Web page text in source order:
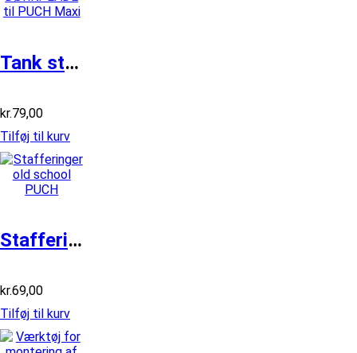
Tank staffering DØRKPLADE til PUCH Ma...
kr.79,00
Tilføj til kurv
Stafferinger old school PUCH
kr.69,00
Tilføj til kurv